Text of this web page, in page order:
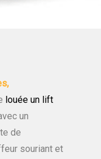
louée un lift
un
de
souriant et